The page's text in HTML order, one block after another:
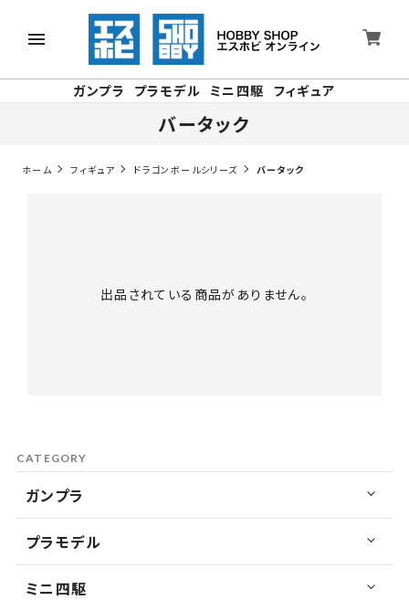
ガンプラ プラモデル ミニ四駆 フィギュア
バータック
ホーム フィギュア ドラゴンボールシリーズ バータック
出品されている商品がありません。
CATEGORY
ガンプラ
プラモデル
ミニ四駆